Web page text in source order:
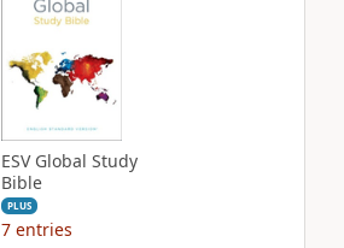
ESV Global Study
Bible
PLUS
7 entries